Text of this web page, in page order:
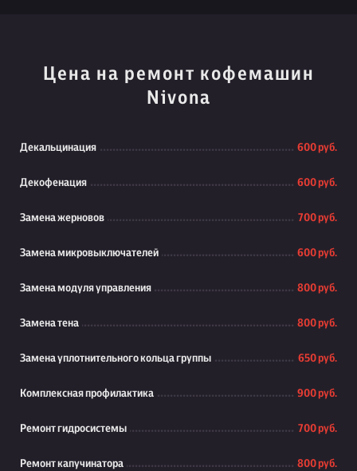
Цена на ремонт кофемашин
Nivona
Декальцинация 600 руб.
Декофенация 600 руб.
Замена жерновов 700 руб.
Замена микровыключателей 600 руб.
Замена модуля управления 800 руб.
Замена тена 800 руб.
Замена уплотнительного кольца группы 650 руб.
Комплексная профилактика 900 руб.
Ремонт гидросистемы 700 руб.
Ремонт капучинатора 800 руб.